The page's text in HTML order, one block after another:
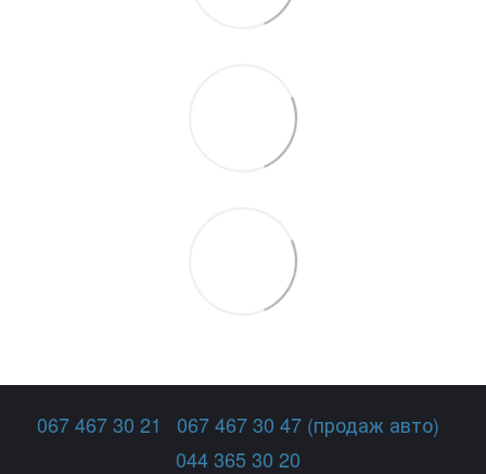
067 467 30 21
067 467 30 47 (продаж авто)
044 365 30 20